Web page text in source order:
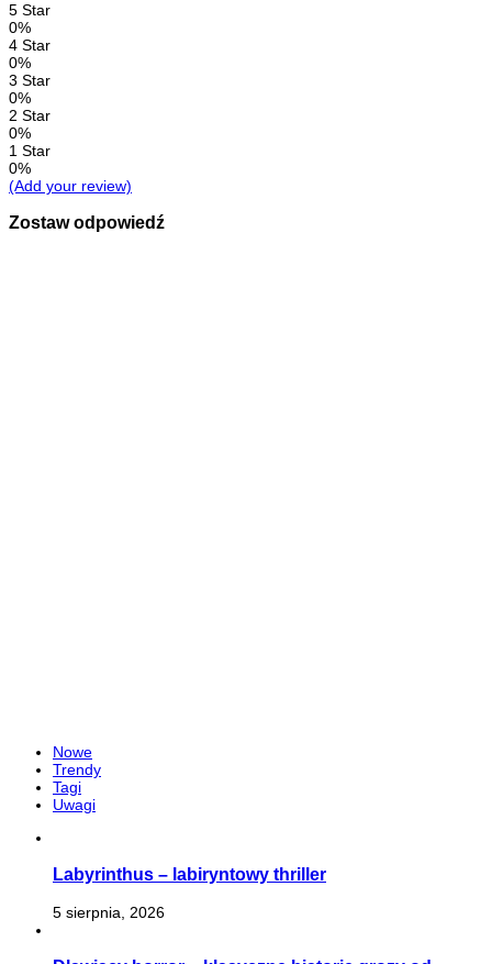
5 Star
0%
4 Star
0%
3 Star
0%
2 Star
0%
1 Star
0%
(Add your review)
Zostaw odpowiedź
Nowe
Trendy
Tagi
Uwagi
Labyrinthus – labiryntowy thriller
5 sierpnia, 2026